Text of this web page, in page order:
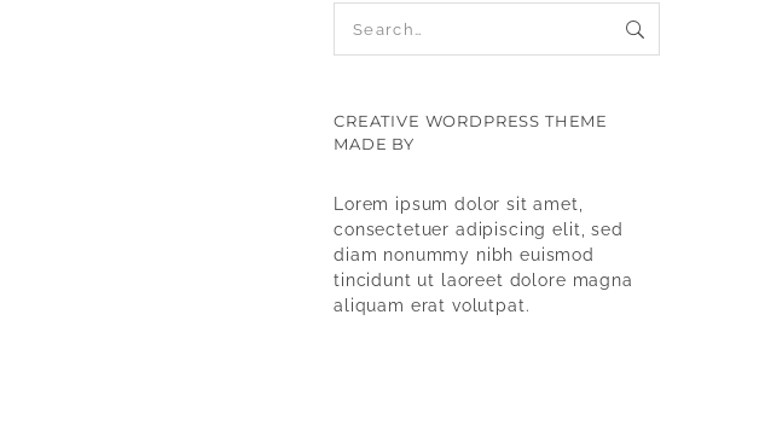
CREATIVE WORDPRESS THEME
MADE BY
Lorem ipsum dolor sit amet,
consectetuer adipiscing elit, sed
diam nonummy nibh euismod
tincidunt ut laoreet dolore magna
aliquam erat volutpat.